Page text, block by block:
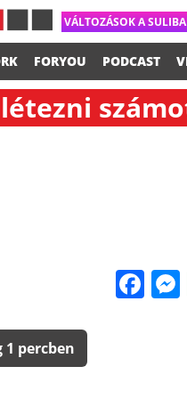
VÁLTOZÁSOK A
FORYOU PODCAST
1 percben